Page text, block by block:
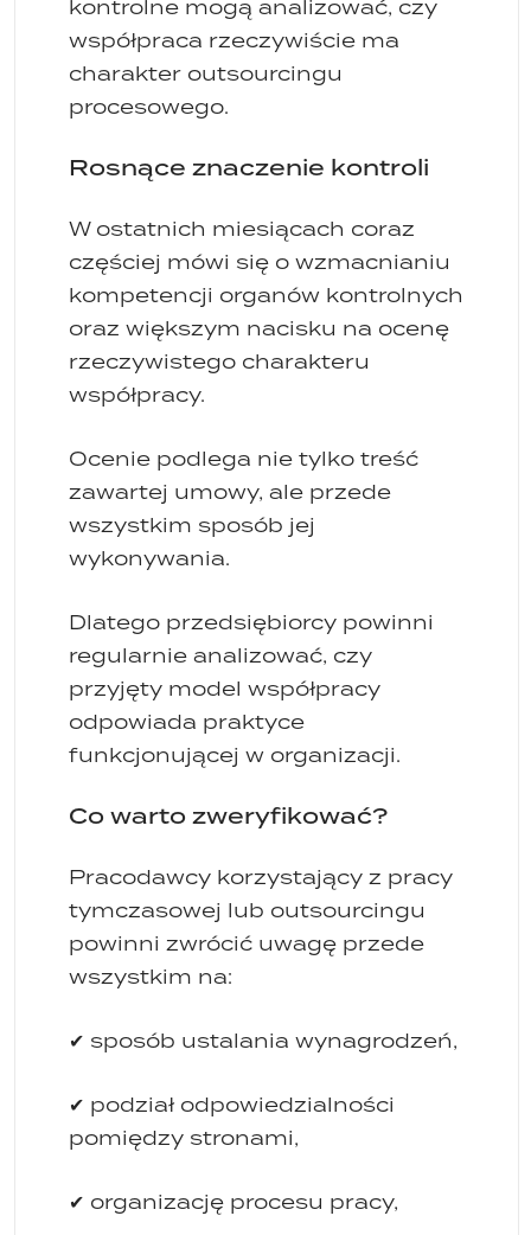
kontrolne mogą analizować, czy
współpraca rzeczywiście ma
charakter outsourcingu
procesowego.
Rosnące znaczenie kontroli
W ostatnich miesiącach coraz
częściej mówi się o wzmacnianiu
kompetencji organów kontrolnych
oraz większym nacisku na ocenę
rzeczywistego charakteru
współpracy.
Ocenie podlega nie tylko treść
zawartej umowy, ale przede
wszystkim sposób jej
wykonywania.
Dlatego przedsiębiorcy powinni
regularnie analizować, czy
przyjęty model współpracy
odpowiada praktyce
funkcjonującej w organizacji.
Co warto zweryfikować?
Pracodawcy korzystający z pracy
tymczasowej lub outsourcingu
powinni zwrócić uwagę przede
wszystkim na:
✔ sposób ustalania wynagrodzeń,
✔ podział odpowiedzialności
pomiędzy stronami,
✔ organizację procesu pracy,